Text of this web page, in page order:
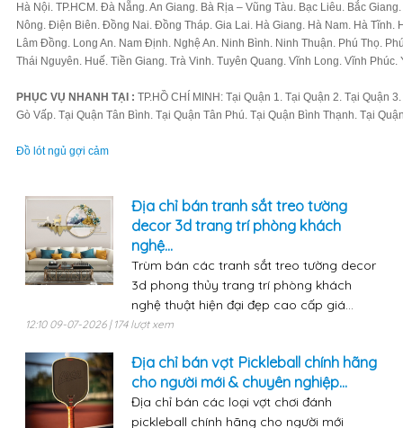
Hà Nội. TP.HCM. Đà Nẵng. An Giang. Bà Rịa – Vũng Tàu. Bạc Liêu. Bắc
Nông. Điện Biên. Đồng Nai. Đồng Tháp. Gia Lai. Hà Giang. Hà Nam. Hà
Lâm Đồng. Long An. Nam Định. Nghệ An. Ninh Bình. Ninh Thuận. Phú Thọ.
Thái Nguyên. Huế. Tiền Giang. Trà Vinh. Tuyên Quang. Vĩnh Long. Vĩnh Phúc.
PHỤC VỤ NHANH TẠI : TP.HỒ CHÍ MINH: Tại Quận 1. Tại Quận 2. Tại Quận
Gò Vấp. Tại Quận Tân Bình. Tại Quận Tân Phú. Tại Quận Bình Thạnh. Tại
Đồ lót ngủ gợi cảm
Địa chỉ bán tranh sắt treo tường
decor 3d trang trí phòng khách
nghệ...
Trùm bán các tranh sắt treo tường decor
3d phong thủy trang trí phòng khách
nghệ thuật hiện đại đẹp cao cấp giá...
12:10 09-07-2026 | 174 lượt xem
Địa chỉ bán vợt Pickleball chính hãng
cho người mới & chuyên nghiệp...
Địa chỉ bán các loại vợt chơi đánh
pickleball chính hãng cho người mới